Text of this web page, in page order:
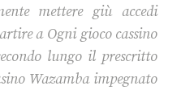
mettere giù accedi
a Ogni gioco cassino
lungo il prescritto
Wazamba impegnato